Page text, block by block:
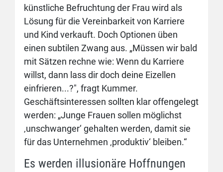
künstliche Befruchtung der Frau wird als
Lösung für die Vereinbarkeit von Karriere
und Kind verkauft. Doch Optionen üben
einen subtilen Zwang aus. „Müssen wir bald
mit Sätzen rechne wie: Wenn du Karriere
willst, dann lass dir doch deine Eizellen
einfrieren...?", fragt Kummer.
Geschäftsinteressen sollten klar offengelegt
werden: „Junge Frauen sollen möglichst
‚unschwanger‘ gehalten werden, damit sie
für das Unternehmen ‚produktiv‘ bleiben.“
Es werden illusionäre Hoffnungen